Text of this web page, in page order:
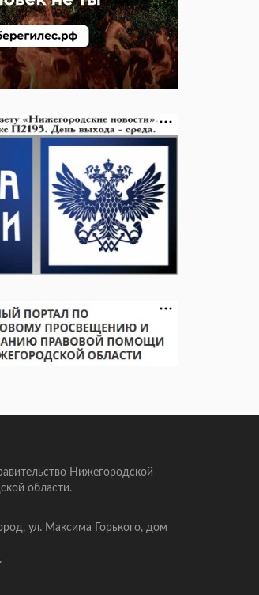
Нижегородской
области.
ул. Максима Горького, дом